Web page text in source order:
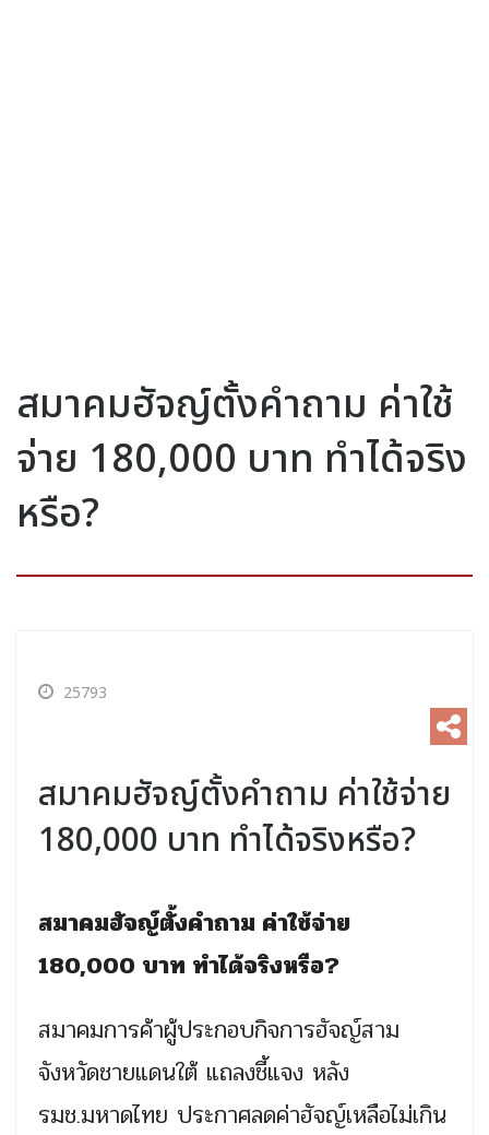
สมาคมฮัจญ์ตั้งคำถาม ค่าใช้
จ่าย 180,000 บาท ทำได้จริง
หรือ?
25793
สมาคมฮัจญ์ตั้งคำถาม ค่าใช้จ่าย
180,000 บาท ทำได้จริงหรือ?
สมาคมฮัจญ์ตั้งคำถาม ค่าใช้จ่าย
180,000 บาท ทำได้จริงหรือ?
สมาคมการค้าผู้ประกอบกิจการฮัจญ์สาม
จังหวัดชายแดนใต้ แถลงชี้แจง หลัง
รมช.มหาดไทย ประกาศลดค่าฮัจญ์เหลือไม่เกิน